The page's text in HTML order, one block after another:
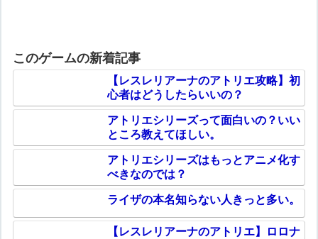
このゲームの新着記事
【レスレリアーナのアトリエ攻略】初
心者はどうしたらいいの？
アトリエシリーズって面白いの？いい
ところ教えてほしい。
アトリエシリーズはもっとアニメ化す
べきなのでは？
ライザの本名知らない人きっと多い。
【レスレリアーナのアトリエ】ロロナ